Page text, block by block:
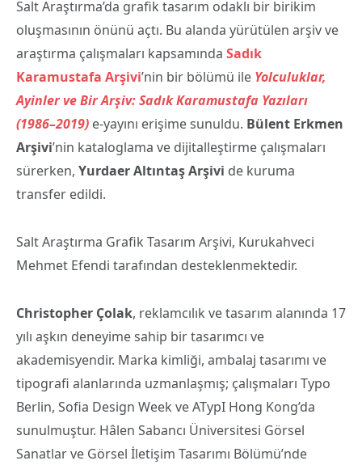
Salt Araştırma’da grafik tasarım odaklı bir birikim
oluşmasının önünü açtı. Bu alanda yürütülen arşiv ve
araştırma çalışmaları kapsamında Sadık
Karamustafa Arşivi’nin bir bölümü ile Yolculuklar,
Ayinler ve Bir Arşiv: Sadık Karamustafa Yazıları
(1986–2019) e-yayını erişime sunuldu. Bülent Erkmen
Arşivi’nin kataloglama ve dijitalleştirme çalışmaları
sürerken, Yurdaer Altıntaş Arşivi de kuruma
transfer edildi.
Salt Araştırma Grafik Tasarım Arşivi, Kurukahveci
Mehmet Efendi tarafından desteklenmektedir.
Christopher Çolak, reklamcılık ve tasarım alanında 17
yılı aşkın deneyime sahip bir tasarımcı ve
akademisyendir. Marka kimliği, ambalaj tasarımı ve
tipografi alanlarında uzmanlaşmış; çalışmaları Typo
Berlin, Sofia Design Week ve ATypI Hong Kong’da
sunulmuştur. Hâlen Sabancı Üniversitesi Görsel
Sanatlar ve Görsel İletişim Tasarımı Bölümü’nde